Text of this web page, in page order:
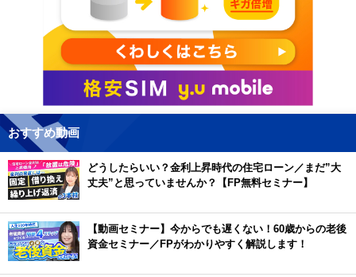
おすすめ動画
どうしたらいい？金利上昇時代の住宅ローン／まだ”大
丈夫”と思っていませんか？【FP無料セミナー】
【動画セミナー】今からでも遅くない！60歳からの老後
資金セミナー／FPがわかりやすく解説します！